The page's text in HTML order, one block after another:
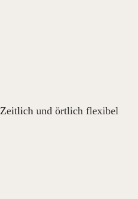
Zeitlich und örtlich flexibel